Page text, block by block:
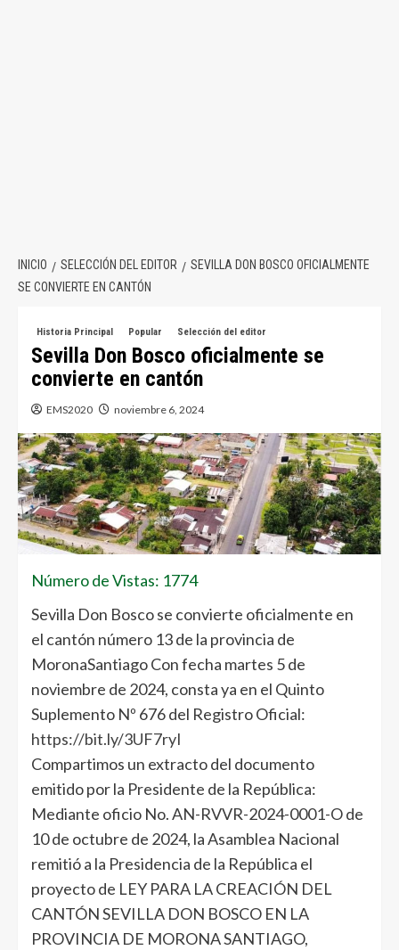
INICIO SELECCIÓN DEL EDITOR
SEVILLA DON BOSCO OFICIALMENTE
SE CONVIERTE EN CANTÓN
Historia Principal Popular Selección del editor
Sevilla Don Bosco oficialmente se
convierte en cantón
EMS2020 noviembre 6, 2024
Número de Vistas: 1774
Sevilla Don Boscose convierte oficialmente en
el cantón número 13 de la provincia de
MoronaSantiagoCon fecha martes 5 de
noviembre de 2024, consta ya en el Quinto
Suplemento Nº 676 del Registro Oficial:
https://bit.ly/3UF7ryI
Compartimos un extracto del documento
emitido por la Presidente de la República:
Mediante oficio No. AN-RVVR-2024-0001-O de
10 de octubre de 2024, la Asamblea Nacional
remitió a la Presidencia de la República el
proyecto de LEY PARA LA CREACIÓN DEL
CANTÓN SEVILLA DON BOSCO EN LA
PROVINCIA DE MORONA SANTIAGO,